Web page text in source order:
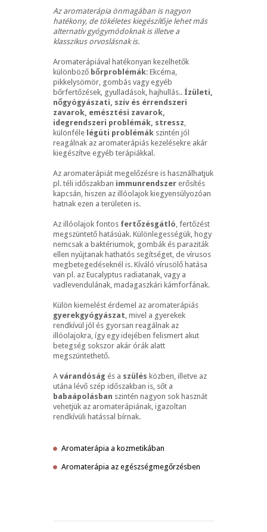
Az aromaterápia önmagában is nagyon
hatékony, de tökéletes kiegészítője lehet más
alternatív gyógymódoknak is illetve a
klasszikus orvoslásnak is.
Aromaterápiával hatékonyan kezelhetők
különböző bőrproblémák: Ekcéma,
pikkelysömör, gombás vagy egyéb
bőrfertőzések, gyulladások, hajhullás.. Ízületi,
nőgyógyászati, szív és érrendszeri
zavarok, emésztési zavarok,
idegrendszeri problémák, stressz
különféle légúti problémák szintén jól
reagálnak az aromaterápiás kezelésekre akár
kiegészítve egyéb terápiákkal.
Az aromaterápiát megelőzésre is használhatjuk
pl. téli időszakban immunrendszer erősítés
kapcsán, hiszen az illóolajok kiegyensúlyozóan
hatnak ezen a területen is.
Az illóolajok fontos fertőzésgátló , fertőzést
megszüntető hatásúak. Különlegességük, hogy
nemcsak a baktériumok, gombák és paraziták
ellen nyújtanak hathatós segítséget, de vírusos
megbetegedéseknél is. Kíváló vírusölő hatása
van pl. az Eucalyptus radiatanak, vagy a
vadlevendulának, madagaszkári kámforfának.
Külön kiemelést érdemel az aromaterápiás
gyerekgyógyászat , mivel a gyerekek
rendkívül jól és gyorsan reagálnak az
illóolajokra, így egy idejében felismert akut
betegség sokszor akár órák alatt
megszüntethető.
A várandóság és a szülés közben, illetve az
utána lévő szép időszakban is, sőt a
babaápolásban szintén nagyon sok hasznát
vehetjük az aromaterápiának, igazoltan
rendkívüli hatással bírnak.
Aromaterápia a kozmetikában
Aromaterápia az egészségmegőrzésben